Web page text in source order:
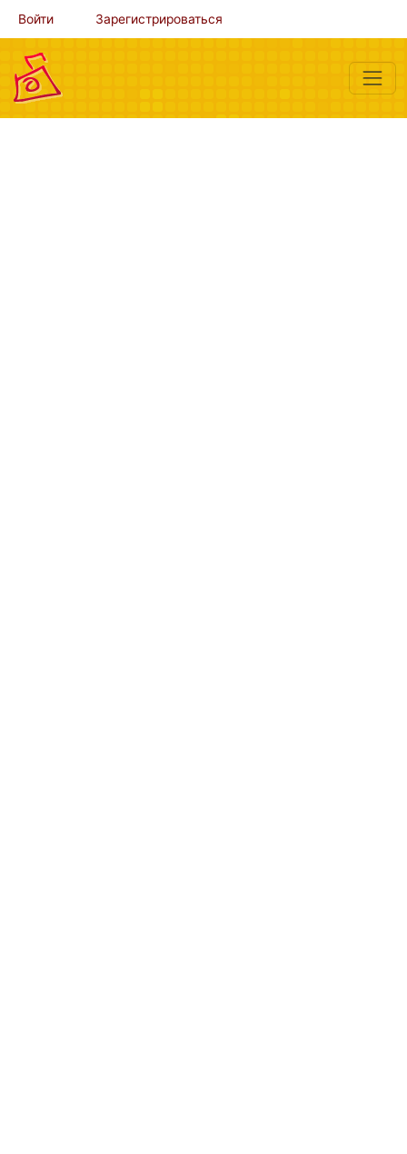
Войти Зарегистрироваться